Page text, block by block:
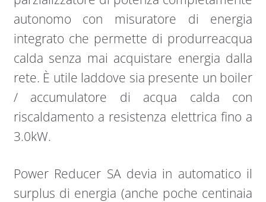
autonomo con misuratore di energia
integrato che permette di produrreacqua
calda senza mai acquistare energia dalla
rete. È utile laddove sia presente un boiler
/ accumulatore di acqua calda con
riscaldamento a resistenza elettrica fino a
3.0kW.
Power Reducer SA devia in automatico il
surplus di energia (anche poche centinaia